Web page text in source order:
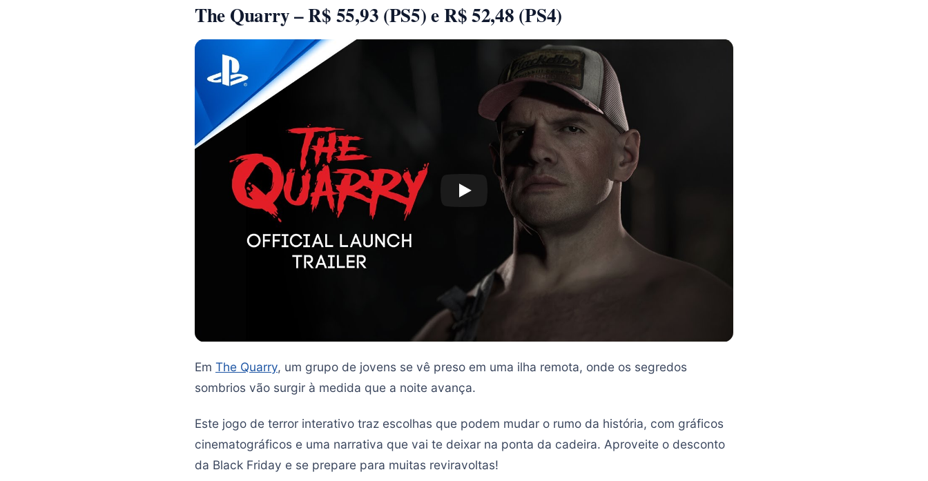
The Quarry – R$ 55,93 (PS5) e R$ 52,48 (PS4)
Em The Quarry, um grupo de jovens se vê preso em uma ilha remota, onde os segredos
sombrios vão surgir à medida que a noite avança.
Este jogo de terror interativo traz escolhas que podem mudar o rumo da história, com gráficos
cinematográficos e uma narrativa que vai te deixar na ponta da cadeira. Aproveite o desconto
da Black Friday e se prepare para muitas reviravoltas!